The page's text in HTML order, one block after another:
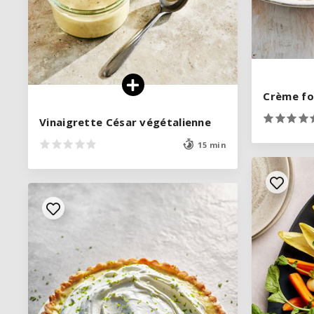
Crème
Crème
Vinaigrette César végétalienne
15 min
Vinaigrette César végétalienne
15 min
VOIR LA RECETTE